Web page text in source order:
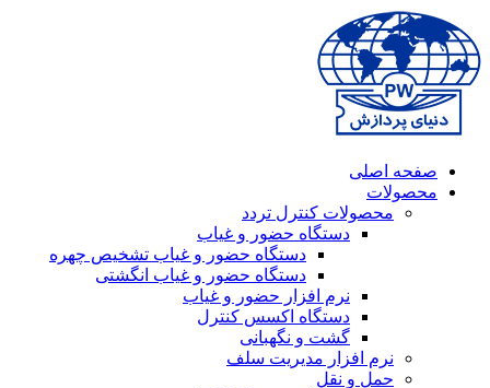
صفحه اصلی
محصولات
محصولات کنترل تردد
دستگاه حضور و غیاب
دستگاه حضور و غیاب تشخیص چهره
دستگاه حضور و غیاب انگشتی
نرم افزار حضور و غیاب
دستگاه اکسس کنترل
گشت و نگهبانی
نرم افزار مدیریت سلف
حمل و نقل